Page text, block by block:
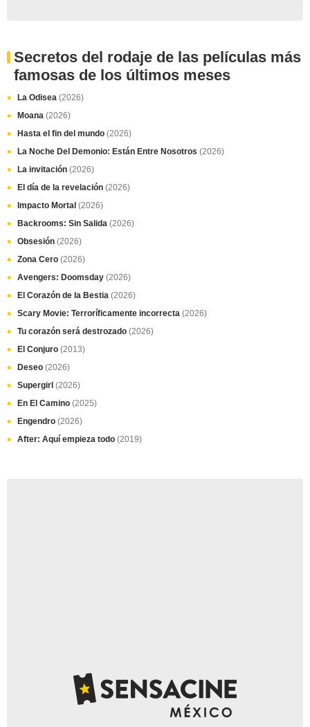
Secretos del rodaje de las películas más
famosas de los últimos meses
La Odisea (2026)
Moana (2026)
Hasta el fin del mundo (2026)
La Noche Del Demonio: Están Entre Nosotros (2026)
La invitación (2026)
El día de la revelación (2026)
Impacto Mortal (2026)
Backrooms: Sin Salida (2026)
Obsesión (2026)
Zona Cero (2026)
Avengers: Doomsday (2026)
El Corazón de la Bestia (2026)
Scary Movie: Terroríficamente incorrecta (2026)
Tu corazón será destrozado (2026)
El Conjuro (2013)
Deseo (2026)
Supergirl (2026)
En El Camino (2025)
Engendro (2026)
After: Aquí empieza todo (2019)